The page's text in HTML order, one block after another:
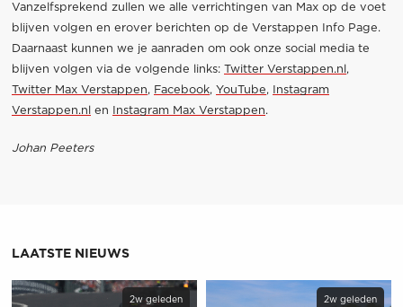
Vanzelfsprekend zullen we alle verrichtingen van Max op de voet
blijven volgen en erover berichten op de Verstappen Info Page.
Daarnaast kunnen we je aanraden om ook onze social media te
blijven volgen via de volgende links: Twitter Verstappen.nl ,
Twitter Max Verstappen, Facebook, YouTube,
Instagram
Verstappen.nl
en Instagram Max Verstappen.
Johan Peeters
LAATSTE NIEUWS
2w geleden 2w geleden